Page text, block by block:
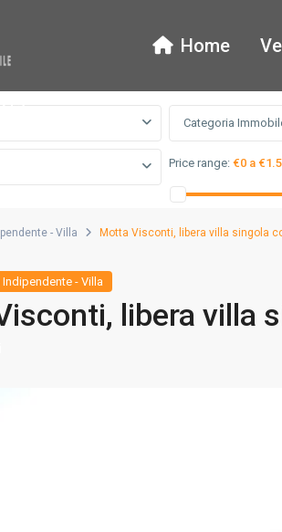
Home
Categoria
Price range: €0 a
- Villa Motta Visconti, libera villa singola
Indipendente - Villa
libera villa